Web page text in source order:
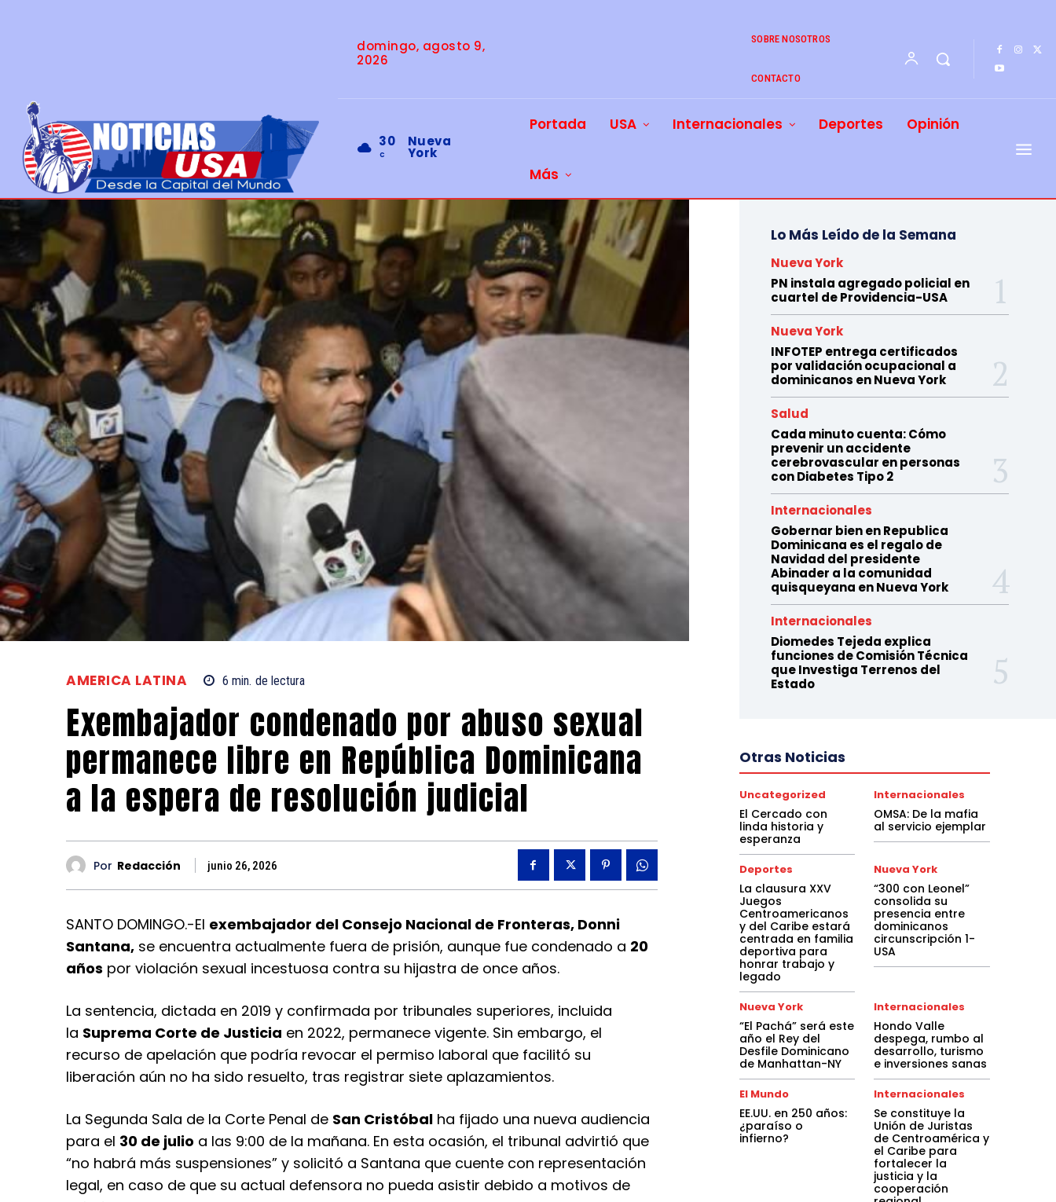
domingo, agosto 9,
2026
SOBRE NOSOTROS
CONTACTO
30
C
Nueva
York
Portada USA Internacionales Deportes Opinión
Más
AMERICA LATINA 6 min. de lectura
Exembajador condenado por abuso sexual
permanece libre en República Dominicana
a la espera de resolución judicial
Por Redacción junio 26, 2026
SANTO DOMINGO.-El exembajador del Consejo Nacional de Fronteras, Donni
Santana, se encuentra actualmente fuera de prisión, aunque fue condenado a 20
años por violación sexual incestuosa contra su hijastra de once años.
La sentencia, dictada en 2019 y confirmada por tribunales superiores, incluida
la Suprema Corte de Justicia en 2022, permanece vigente. Sin embargo, el
recurso de apelación que podría revocar el permiso laboral que facilitó su
liberación aún no ha sido resuelto, tras registrar siete aplazamientos.
La Segunda Sala de la Corte Penal de San Cristóbal ha fijado una nueva audiencia
para el 30 de julio a las 9:00 de la mañana. En esta ocasión, el tribunal advirtió que
“no habrá más suspensiones” y solicitó a Santana que cuente con representación
legal, en caso de que su actual defensora no pueda asistir debido a motivos de
Lo Más Leído de la Semana
Nueva York
PN instala agregado policial en
cuartel de Providencia-USA
Nueva York
INFOTEP entrega certificados
por validación ocupacional a
dominicanos en Nueva York
Salud
Cada minuto cuenta: Cómo
prevenir un accidente
cerebrovascular en personas
con Diabetes Tipo 2
Internacionales
Gobernar bien en Republica
Dominicana es el regalo de
Navidad del presidente
Abinader a la comunidad
quisqueyana en Nueva York
Internacionales
Diomedes Tejeda explica
funciones de Comisión Técnica
que Investiga Terrenos del
Estado
Otras Noticias
Uncategorized
El Cercado con
linda historia y
esperanza
Internacionales
OMSA: De la mafia
al servicio ejemplar
Deportes
La clausura XXV
Juegos
Centroamericanos
y del Caribe estará
centrada en familia
deportiva para
honrar trabajo y
legado
Nueva York
“300 con Leonel”
consolida su
presencia entre
dominicanos
circunscripción 1-
USA
Nueva York
“El Pachá” será este
año el Rey del
Desfile Dominicano
de Manhattan-NY
Internacionales
Hondo Valle
despega, rumbo al
desarrollo, turismo
e inversiones sanas
El Mundo
EE.UU. en 250 años:
¿paraíso o
infierno?
Internacionales
Se constituye la
Unión de Juristas
de Centroamérica y
el Caribe para
fortalecer la
justicia y la
cooperación